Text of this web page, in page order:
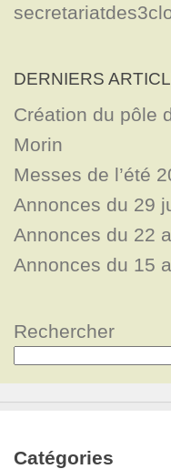
DERNIERS
Création du pôle
Morin
Messes de l’été
Annonces du 29
Annonces du 22
Annonces du 15
Rechercher
Catégories